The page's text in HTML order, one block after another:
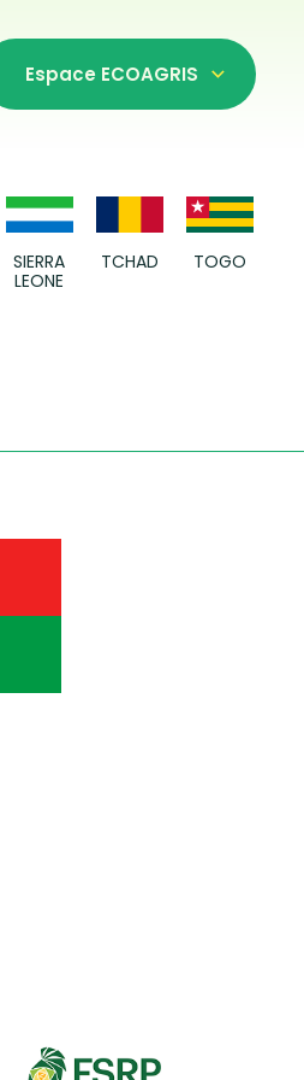
Espace ECOAGRIS
SIERRA
LEONE
TCHAD TOGO